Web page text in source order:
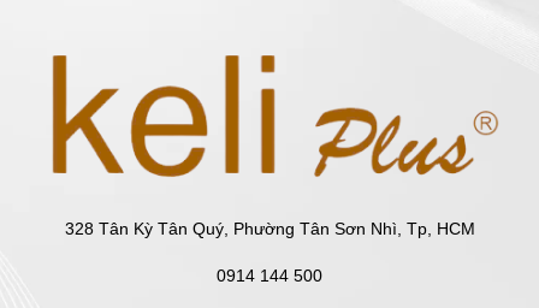
328 Tân Kỳ Tân Quý, Phường Tân Sơn Nhì, Tp, HCM
0914 144 500